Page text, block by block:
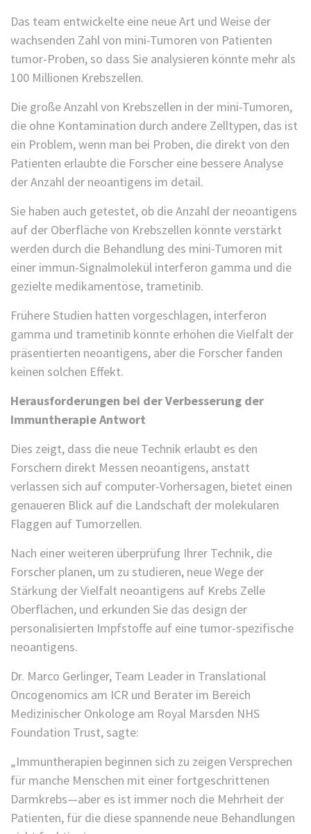
Das team entwickelte eine neue Art und Weise der
wachsenden Zahl von mini-Tumoren von Patienten
tumor-Proben, so dass Sie analysieren könnte mehr als
100 Millionen Krebszellen.
Die große Anzahl von Krebszellen in der mini-Tumoren,
die ohne Kontamination durch andere Zelltypen, das ist
ein Problem, wenn man bei Proben, die direkt von den
Patienten erlaubte die Forscher eine bessere Analyse
der Anzahl der neoantigens im detail.
Sie haben auch getestet, ob die Anzahl der neoantigens
auf der Oberfläche von Krebszellen könnte verstärkt
werden durch die Behandlung des mini-Tumoren mit
einer immun-Signalmolekül interferon gamma und die
gezielte medikamentöse, trametinib.
Frühere Studien hatten vorgeschlagen, interferon
gamma und trametinib könnte erhöhen die Vielfalt der
präsentierten neoantigens, aber die Forscher fanden
keinen solchen Effekt.
Herausforderungen bei der Verbesserung der
Immuntherapie Antwort
Dies zeigt, dass die neue Technik erlaubt es den
Forschern direkt Messen neoantigens, anstatt
verlassen sich auf computer-Vorhersagen, bietet einen
genaueren Blick auf die Landschaft der molekularen
Flaggen auf Tumorzellen.
Nach einer weiteren überprüfung Ihrer Technik, die
Forscher planen, um zu studieren, neue Wege der
Stärkung der Vielfalt neoantigens auf Krebs Zelle
Oberflächen, und erkunden Sie das design der
personalisierten Impfstoffe auf eine tumor-spezifische
neoantigens.
Dr. Marco Gerlinger, Team Leader in Translational
Oncogenomics am ICR und Berater im Bereich
Medizinischer Onkologe am Royal Marsden NHS
Foundation Trust, sagte:
„Immuntherapien beginnen sich zu zeigen Versprechen
für manche Menschen mit einer fortgeschrittenen
Darmkrebs—aber es ist immer noch die Mehrheit der
Patienten, für die diese spannende neue Behandlungen